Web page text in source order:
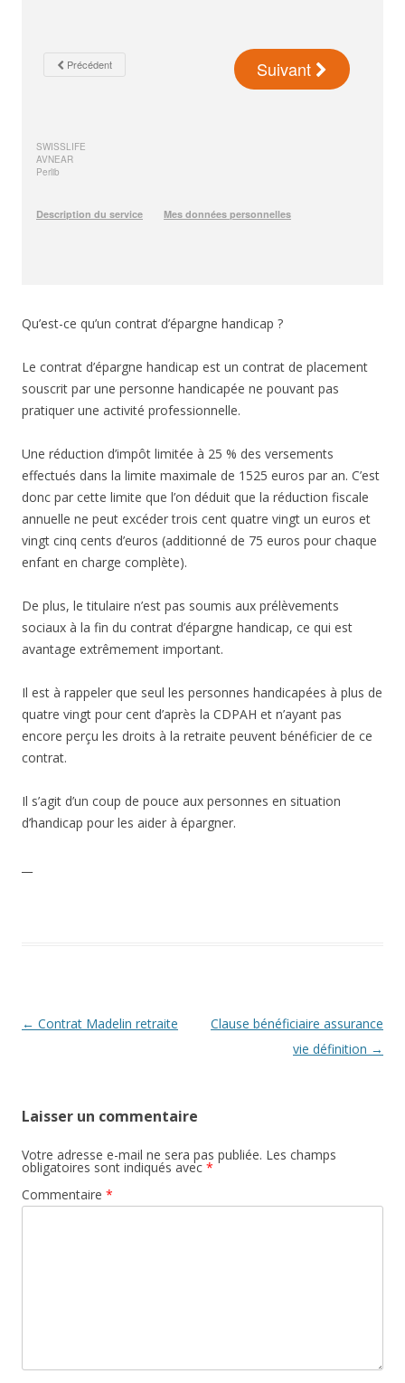
Qu’est-ce qu’un contrat d’épargne handicap ?
Le contrat d’épargne handicap est un contrat de placement
souscrit par une personne handicapée ne pouvant pas
pratiquer une activité professionnelle.
Une réduction d’impôt limitée à 25 % des versements
effectués dans la limite maximale de 1525 euros par an. C’est
donc par cette limite que l’on déduit que la réduction fiscale
annuelle ne peut excéder trois cent quatre vingt un euros et
vingt cinq cents d’euros (additionné de 75 euros pour chaque
enfant en charge complète).
De plus, le titulaire n’est pas soumis aux prélèvements
sociaux à la fin du contrat d’épargne handicap, ce qui est
avantage extrêmement important.
Il est à rappeler que seul les personnes handicapées à plus de
quatre vingt pour cent d’après la CDPAH et n’ayant pas
encore perçu les droits à la retraite peuvent bénéficier de ce
contrat.
Il s’agit d’un coup de pouce aux personnes en situation
d’handicap pour les aider à épargner.
Navigation
← Contrat Madelin retraite
Clause bénéficiaire assurance
vie définition →
Laisser un commentaire
Votre adresse e-mail ne sera pas publiée. Les champs
obligatoires sont indiqués avec *
Commentaire *